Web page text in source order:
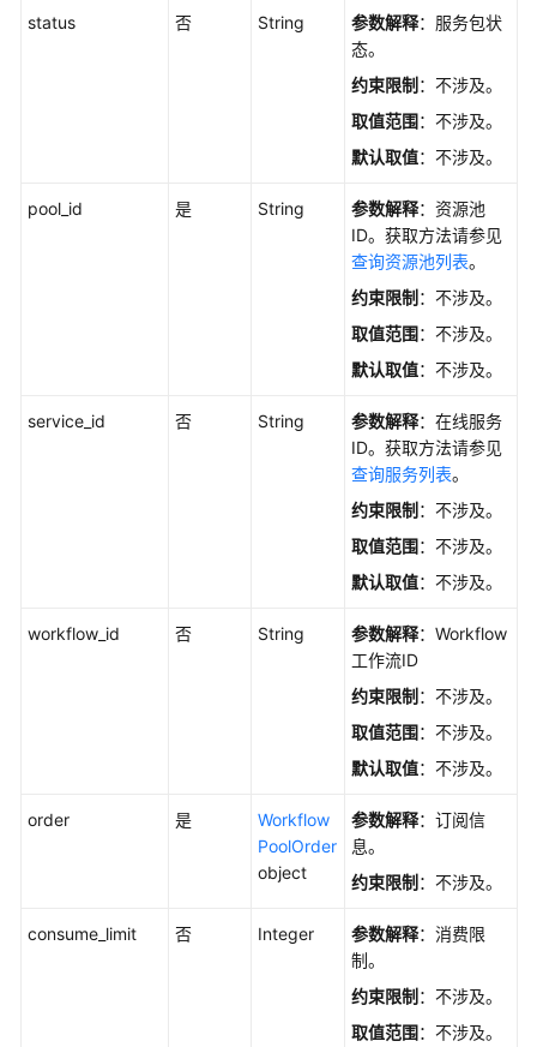
管
如
用
status 否 String 参数解释：服务包状
态。
约束限制 ：不涉及。
取值范围：不涉及。
默认取值：不涉及。
pool_id 是 String 参数解释：资源池
ID。获取方法请参见
查询资源池列表。
约束限制 ：不涉及。
取值范围：不涉及。
默认取值：不涉及。
service_id 否 String 参数解释：在线服务
ID。获取方法请参见
查询服务列表。
约束限制 ：不涉及。
取值范围：不涉及。
默认取值：不涉及。
workflow_id 否 String 参数解释：Workflow
工作流ID
约束限制 ：不涉及。
取值范围：不涉及。
默认取值：不涉及。
order 是
Workflow
PoolOrder
object
参数解释：订阅信
息。
约束限制 ：不涉及。
consume_limit 否 Integer 参数解释：消费限
制。
约束限制 ：不涉及。
取值范围：不涉及。